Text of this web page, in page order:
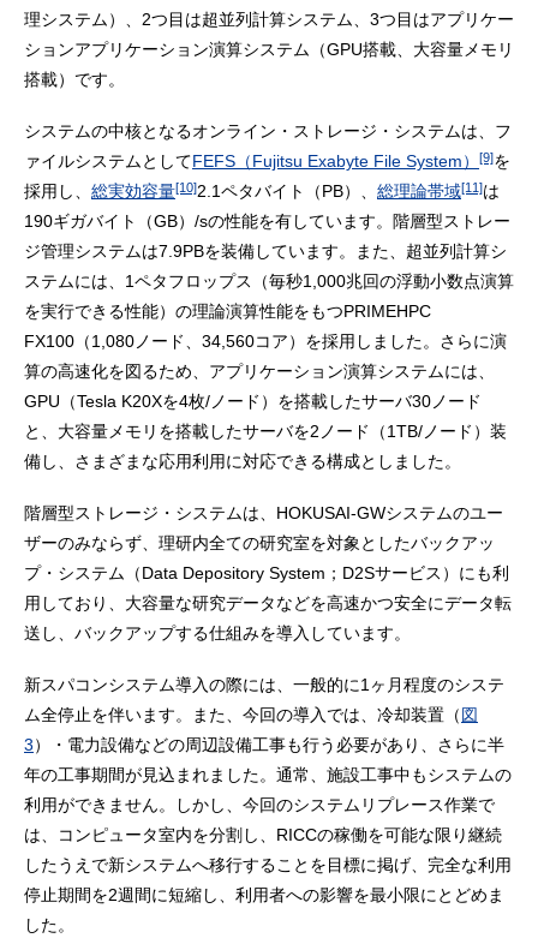
理システム）、2つ目は超並列計算システム、3つ目はアプリケー
ションアプリケーション演算システム（GPU搭載、大容量メモリ
搭載）です。
システムの中核となるオンライン・ストレージ・システムは、フ
ァイルシステムとしてFEFS（Fujitsu Exabyte File System） [9]を
採用し、 総実効容量[10]2.1ペタバイト（PB）、 総理論帯域[11]は
190ギガバイト（GB）/sの性能を有しています。階層型ストレー
ジ管理システムは7.9PBを装備しています。また、超並列計算シ
ステムには、1ペタフロップス（毎秒1,000兆回の浮動小数点演算
を実行できる性能）の理論演算性能をもつPRIMEHPC
FX100（1,080ノード、34,560コア）を採用しました。さらに演
算の高速化を図るため、アプリケーション演算システムには、
GPU（Tesla K20Xを4枚/ノード）を搭載したサーバ30ノード
と、大容量メモリを搭載したサーバを2ノード（1TB/ノード）装
備し、さまざまな応用利用に対応できる構成としました。
階層型ストレージ・システムは、HOKUSAI-GWシステムのユー
ザーのみならず、理研内全ての研究室を対象としたバックアッ
プ・システム（Data Depository System；D2Sサービス）にも利
用しており、大容量な研究データなどを高速かつ安全にデータ転
送し、バックアップする仕組みを導入しています。
新スパコンシステム導入の際には、一般的に1ヶ月程度のシステ
ム全停止を伴います。また、今回の導入では、冷却装置（図
3）・電力設備などの周辺設備工事も行う必要があり、さらに半
年の工事期間が見込まれました。通常、施設工事中もシステムの
利用ができません。しかし、今回のシステムリプレース作業で
は、コンピュータ室内を分割し、RICCの稼働を可能な限り継続
したうえで新システムへ移行することを目標に掲げ、完全な利用
停止期間を2週間に短縮し、利用者への影響を最小限にとどめま
した。